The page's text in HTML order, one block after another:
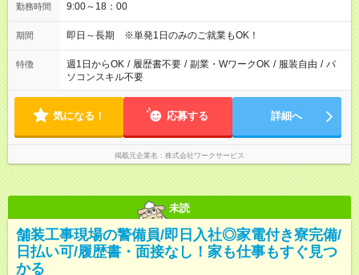
勤務時間 9:00～18：00
期間 即日～長期 ※単発1日のみのご就業もOK！
特徴 週1日からOK / 履歴書不要 / 副業・WワークOK / 服装自由 / パ
ソコンスキル不要
気になる！ 応募する 詳細へ
掲載元企業名 株式会社ワークサービス
未読
舗装工事現場の警備員/即日入社◎家電付き寮完備/
日払い可/履歴書・面接なし！家も仕事もすぐ見つ
かる